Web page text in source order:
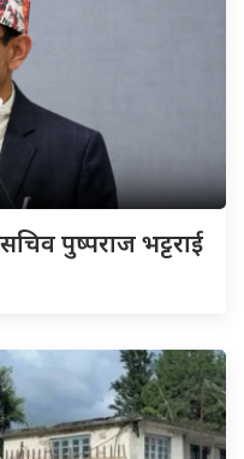
पुष्पराज भट्टराई